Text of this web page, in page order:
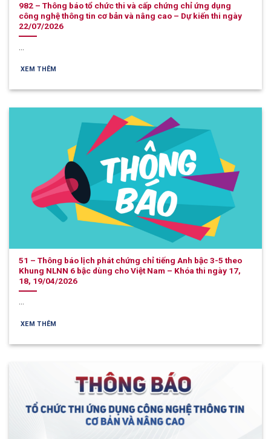
982 – Thông báo tổ chức thi và cấp chứng chỉ ứng dụng
công nghệ thông tin cơ bản và nâng cao – Dự kiến thi ngày
22/07/2026
XEM THÊM
51 – Thông báo lịch phát chứng chỉ tiếng Anh bậc 3-5 theo
Khung NLNN 6 bậc dùng cho Việt Nam – Khóa thi ngày 17,
18, 19/04/2026
...
XEM THÊM